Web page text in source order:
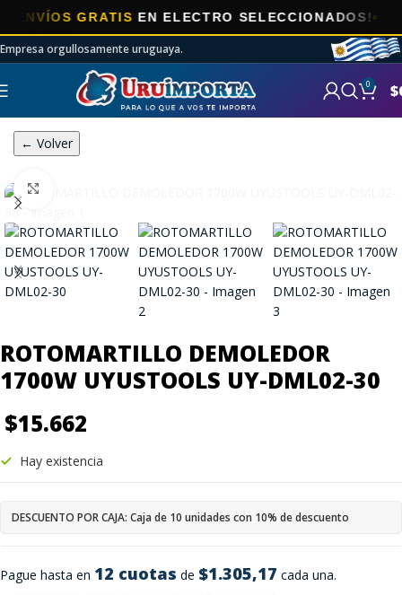
GRATISEN ELECTRO SELECCIONADOS!
Empresa orgullosamente uruguaya.
0 $
← Volver
ROTOMARTILLO DEMOLEDOR
1700W UYUSTOOLS UY-DML02-30
$15.662
Pague hasta en 12 cuotas de $1.305,17 cada una.
Hay existencia
DESCUENTO POR CAJA: Caja de 10 unidades con 10% de descuento